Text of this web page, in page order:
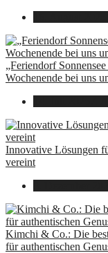
„Feriendorf
Wochenende bei uns
Innovative Lösungen
vereint
Kimchi & Co.: Die
für authentischen